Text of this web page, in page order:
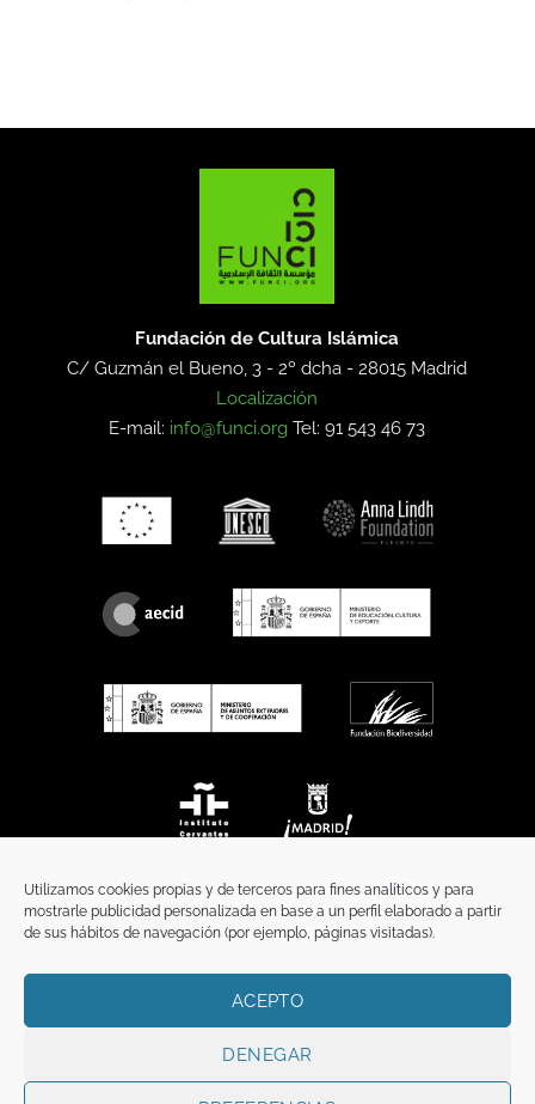
Utilizamos cookies propias y de terceros para fines analíticos y para
mostrarle publicidad personalizada en base a un perfil elaborado a partir
de sus hábitos de navegación (por ejemplo, páginas visitadas).
ACEPTO
DENEGAR
Fundación de Cultura Islámica
C/ Guzmán el Bueno, 3 - 2º dcha -28015 Madrid
Localización
E-mail: info@funci.org Tel: 91 543 46 73
TÉRMINOS Y CONDICIONES
Copyright 2026 ©FunciFUNCI es titular de los derechos de propiedad